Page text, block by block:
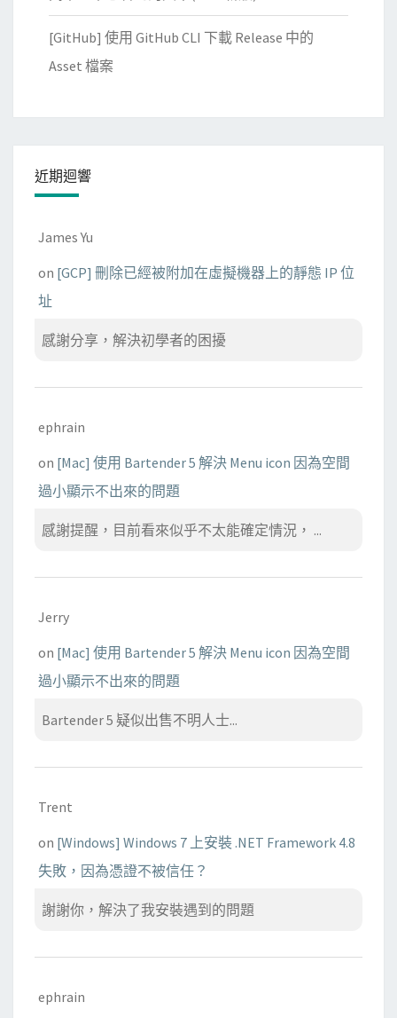
？
[GitHub] 使用 GitHub CLI 下載 Release 中的
Asset 檔案
近期迴響
James Yu
on [GCP] 刪除已經被附加在虛擬機器上的靜態 IP 位
址
感謝分享，解決初學者的困擾
ephrain
on [Mac] 使用 Bartender 5 解決 Menu icon 因為空間
過小顯示不出來的問題
感謝提醒，目前看來似乎不太能確定情況， ...
Jerry
on [Mac] 使用 Bartender 5 解決 Menu icon 因為空間
過小顯示不出來的問題
Bartender 5 疑似出售不明人士...
Trent
on [Windows] Windows 7 上安裝 .NET Framework 4.8
失敗，因為憑證不被信任？
謝謝你，解決了我安裝遇到的問題
ephrain